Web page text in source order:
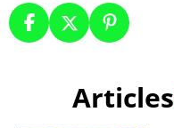
Articles